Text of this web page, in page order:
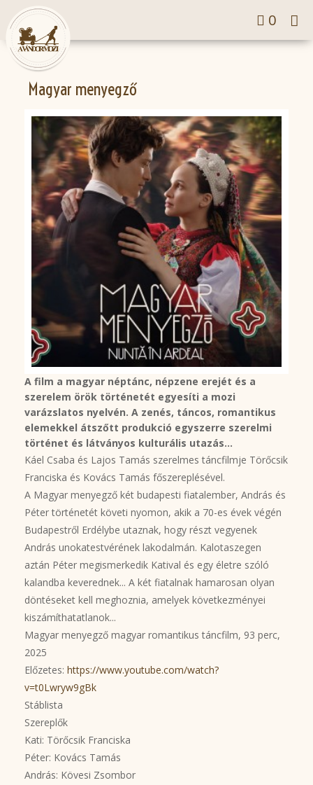
0
Magyar menyegző
A film a magyar néptánc, népzene erejét és a
szerelem örök történetét egyesíti a mozi
varázslatos nyelvén. A zenés, táncos, romantikus
elemekkel átszőtt produkció egyszerre szerelmi
történet és látványos kulturális utazás...
Káel Csaba és Lajos Tamás szerelmes táncfilmje Törőcsik
Franciska és Kovács Tamás főszereplésével.
A Magyar menyegző két budapesti fiatalember, András és
Péter történetét követi nyomon, akik a 70-es évek végén
Budapestről Erdélybe utaznak, hogy részt vegyenek
András unokatestvérének lakodalmán. Kalotaszegen
aztán Péter megismerkedik Katival és egy életre szóló
kalandba keverednek... A két fiatalnak hamarosan olyan
döntéseket kell meghoznia, amelyek következményei
kiszámíthatatlanok...
Magyar menyegző magyar romantikus táncfilm, 93 perc,
2025
Előzetes: https://www.youtube.com/watch?
v=t0Lwryw9gBk
Stáblista
Szereplők
Kati: Törőcsik Franciska
Péter: Kovács Tamás
András: Kövesi Zsombor